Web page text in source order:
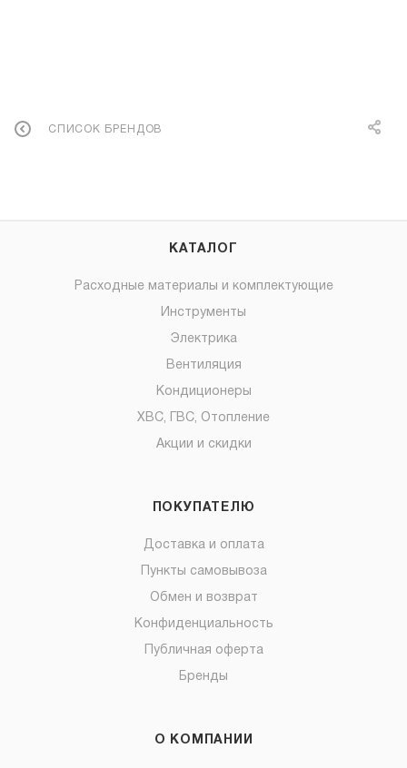
СПИСОК БРЕНДОВ
КАТАЛОГ
Расходные материалы и комплектующие
Инструменты
Электрика
Вентиляция
Кондиционеры
ХВС, ГВС, Отопление
Акции и скидки
ПОКУПАТЕЛЮ
Доставка и оплата
Пункты самовывоза
Обмен и возврат
Конфиденциальность
Публичная оферта
Бренды
О КОМПАНИИ